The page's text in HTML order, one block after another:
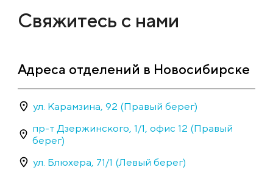
Свяжитесь с нами
Адреса отделений в Новосибирске
ул. Карамзина, 92 (Правый берег)
пр-т Дзержинского, 1/1, офис 12 (Правый
берег)
ул. Блюхера, 71/1 (Левый берег)